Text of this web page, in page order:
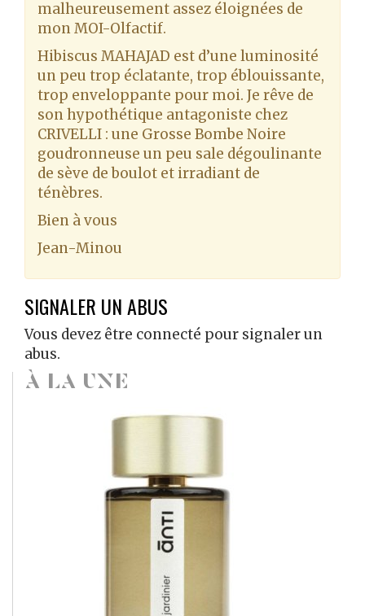
malheureusement assez éloignées de
mon MOI-Olfactif.
Hibiscus MAHAJAD est d’une luminosité
un peu trop éclatante, trop éblouissante,
trop enveloppante pour moi. Je rêve de
son hypothétique antagoniste chez
CRIVELLI : une Grosse Bombe Noire
goudronneuse un peu sale dégoulinante
de sève de boulot et irradiant de
ténèbres.
Bien à vous
Jean-Minou
SIGNALER UN ABUS
Vous devez être connecté pour signaler un
abus.
À LA UNE